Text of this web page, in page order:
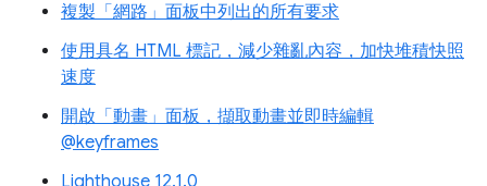
複製「網路」面板中列出的所有要求
使用具名 HTML 標記，減少雜亂內容，加快堆積快照
速度
開啟「動畫」面板，擷取動畫並即時編輯
@keyframes